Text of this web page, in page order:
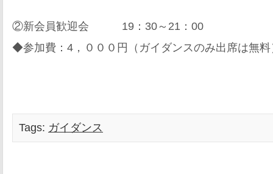
②新会員歓迎会 19：30～21：00
◆参加費：4，０００円（ガイダンスのみ出席は無料
Tags: ガイダンス